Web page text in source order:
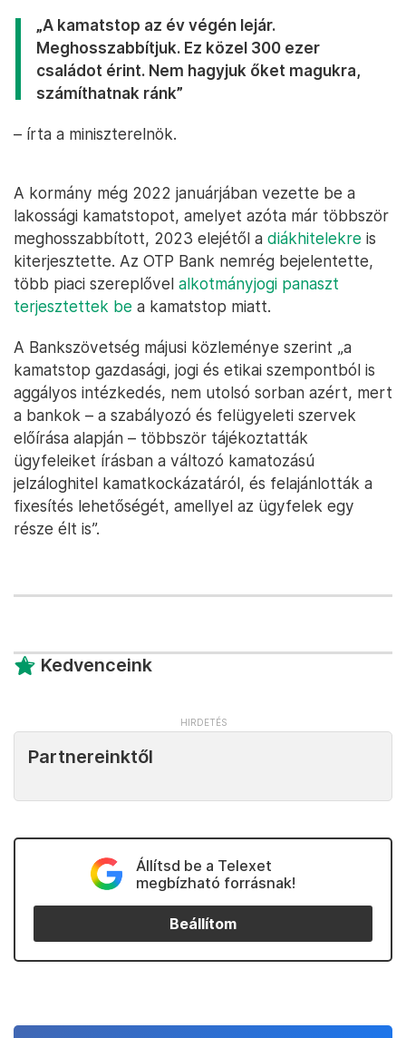
„A kamatstop az év végén lejár.
Meghosszabbítjuk. Ez közel 300 ezer
családot érint. Nem hagyjuk őket magukra,
számíthatnak ránk”
– írta a miniszterelnök.
A kormány még 2022 januárjában vezette be a
lakossági kamatstopot, amelyet azóta már többször
meghosszabbított, 2023 elejétől a diákhitelekre is
kiterjesztette. Az OTP Bank nemrég bejelentette,
több piaci szereplővel alkotmányjogi panaszt
terjesztettek be a kamatstop miatt.
A Bankszövetség májusi közleménye szerint „a
kamatstop gazdasági, jogi és etikai szempontból is
aggályos intézkedés, nem utolsó sorban azért, mert
a bankok – a szabályozó és felügyeleti szervek
előírása alapján – többször tájékoztatták
ügyfeleiket írásban a változó kamatozású
jelzáloghitel kamatkockázatáról, és felajánlották a
fixesítés lehetőségét, amellyel az ügyfelek egy
része élt is”.
Kedvenceink
Partnereinktől
Állítsd be a Telexet
megbízható forrásnak!
Beállítom